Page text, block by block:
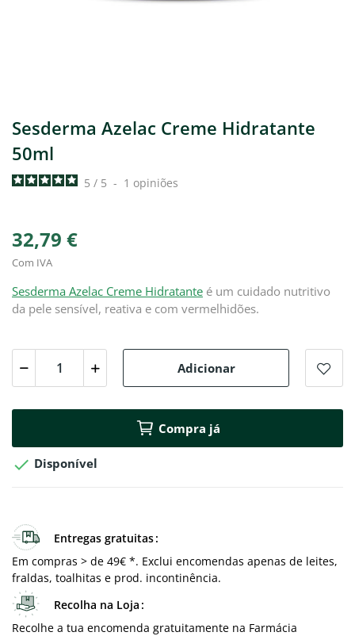
Sesderma Azelac Creme Hidratante
50ml
5 / 5 - 1 opiniões
32,79 €
Com IVA
Sesderma Azelac Creme Hidratante é um cuidado nutritivo
da pele sensível, reativa e com vermelhidões.
Adicionar
Compra já
 Disponível
Entregas gratuitas
Em compras > de 49€ *. Exclui encomendas apenas de leites,
fraldas, toalhitas e prod. incontinência.
Recolha na Loja
Recolhe a tua encomenda gratuitamente na Farmácia